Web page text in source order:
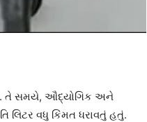
તે સમયે, ઔદ્યોગિક અને
લિટર વધુ કિંમત ધરાવતું હતું.